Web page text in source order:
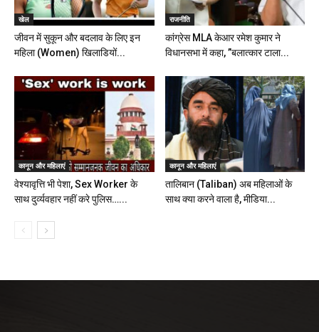
खेल
जीवन में सुकून और बदलाव के लिए इन
महिला (Women) खिलाडियों...
राजनीति
कांग्रेस MLA केआर रमेश कुमार ने
विधानसभा में कहा, ”बलात्कार टाला...
कानून और महिलाएं
वेश्यावृत्ति भी पेशा, Sex Worker के
साथ दुर्व्यवहार नहीं करे पुलिस…...
कानून और महिलाएं
तालिबान (Taliban) अब महिलाओं के
साथ क्या करने वाला है, मीडिया...